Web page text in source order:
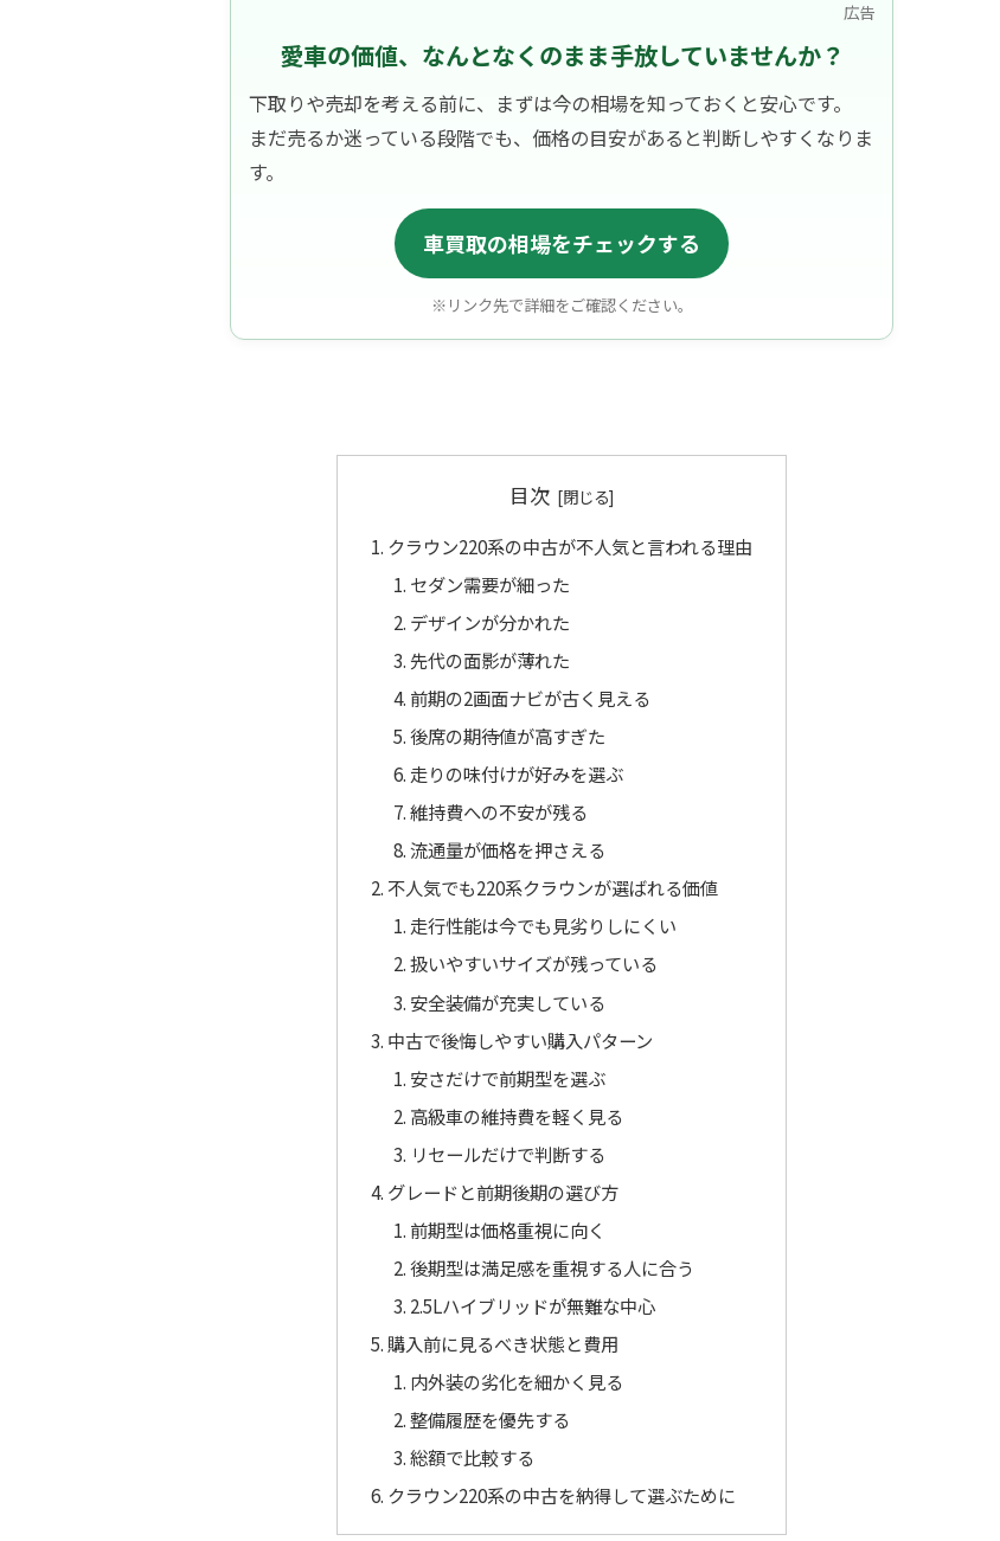
広告
愛車の価値、なんとなくのまま手放していませんか？
下取りや売却を考える前に、まずは今の相場を知っておくと安心です。
まだ売るか迷っている段階でも、価格の目安があると判断しやすくなりま
す。
車買取の相場をチェックする
※リンク先で詳細をご確認ください。
目次
クラウン220系の中古が不人気と言われる理由
セダン需要が細った
デザインが分かれた
先代の面影が薄れた
前期の2画面ナビが古く見える
後席の期待値が高すぎた
走りの味付けが好みを選ぶ
維持費への不安が残る
流通量が価格を押さえる
不人気でも220系クラウンが選ばれる価値
走行性能は今でも見劣りしにくい
扱いやすいサイズが残っている
安全装備が充実している
中古で後悔しやすい購入パターン
安さだけで前期型を選ぶ
高級車の維持費を軽く見る
リセールだけで判断する
グレードと前期後期の選び方
前期型は価格重視に向く
後期型は満足感を重視する人に合う
2.5Lハイブリッドが無難な中心
購入前に見るべき状態と費用
内外装の劣化を細かく見る
整備履歴を優先する
総額で比較する
クラウン220系の中古を納得して選ぶために